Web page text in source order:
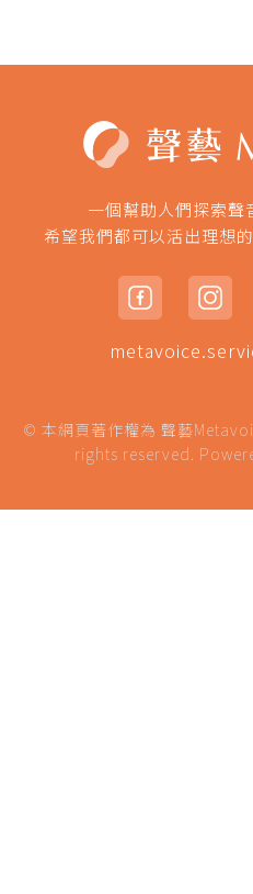
一個幫助人們探索聲
希望我們都可以活出理想
© 本網頁著作權為 聲藝
rights reserved.